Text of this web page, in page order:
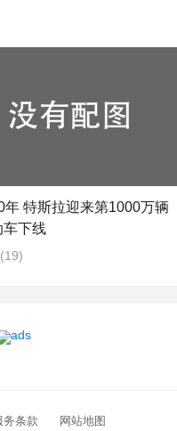
年 特斯拉迎来第1000万辆
车下线
务条款 网站地图